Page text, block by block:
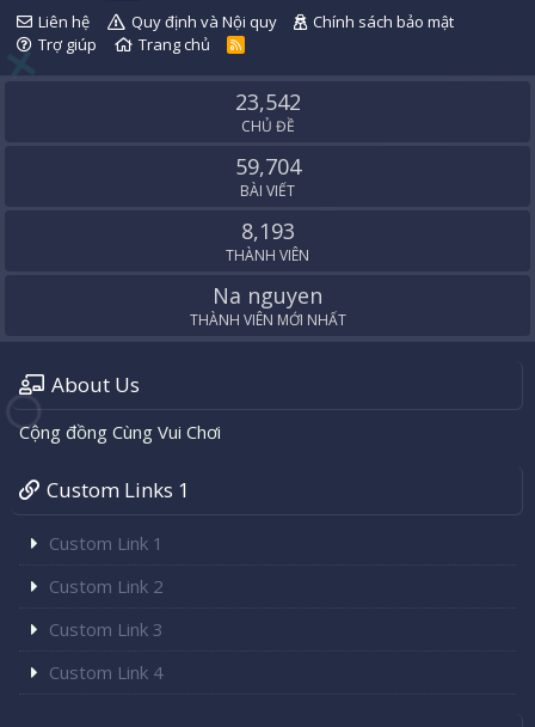
Liên hệ Quy định và Nội quy
Chính sách bảo mật
Trợ giúp
Trang chủ
R
S
23,542
CHỦ ĐỀ
59,704
BÀI VIẾT
8,193
THÀNH VIÊN
Na nguyen
THÀNH VIÊN MỚI NHẤT
About Us
Cộng đồng Cùng Vui Chơi
Custom Links 1
Custom Link 1
Custom Link 2
Custom Link 3
Custom Link 4